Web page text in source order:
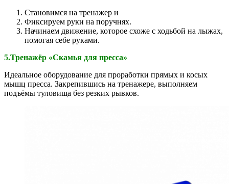
Становимся на тренажер и
Фиксируем руки на поручнях.
Начинаем движение, которое схоже с ходьбой на лыжах,
помогая себе руками.
5.Тренажёр «Скамья для пресса»
Идеальное оборудование для проработки прямых и косых
мышц пресса. Закрепившись на тренажере, выполняем
подъёмы туловища без резких рывков.